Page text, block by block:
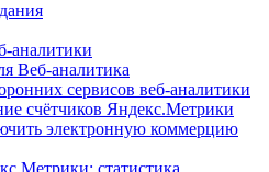
аналитики
Веб-аналитика
сервисов веб-аналитики
счётчиков Яндекс.Метрики
электронную коммерцию
статистика